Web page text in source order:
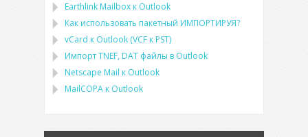
Earthlink Mailbox к Outlook
Как использовать пакетный ИМПОРТИРУЯ?
vCard к Outlook (VCF к PST)
ИмпортTNEF, DAT файлы в Outlook
Netscape Mail к Outlook
MailCOPA к Outlook